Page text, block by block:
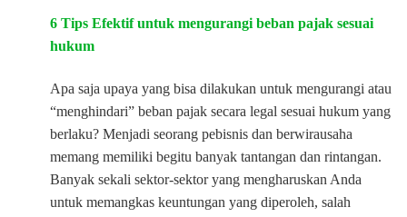
6 Tips Efektif untuk mengurangi beban pajak sesuai
hukum
Apa saja upaya yang bisa dilakukan untuk mengurangi atau
“menghindari” beban pajak secara legal sesuai hukum yang
berlaku? Menjadi seorang pebisnis dan berwirausaha
memang memiliki begitu banyak tantangan dan rintangan.
Banyak sekali sektor-sektor yang mengharuskan Anda
untuk memangkas keuntungan yang diperoleh, salah